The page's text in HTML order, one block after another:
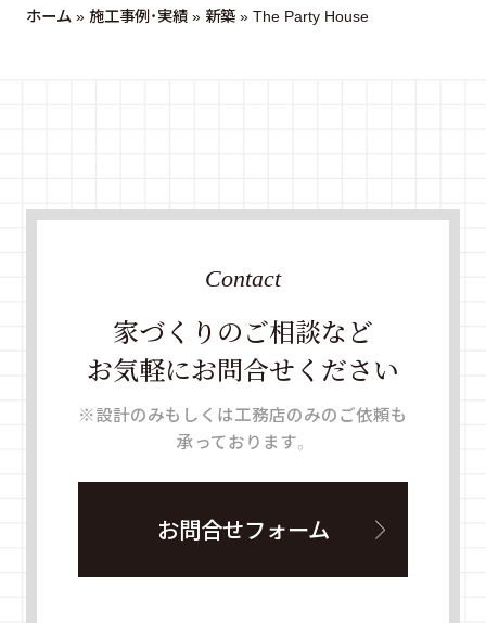
ホーム » 施工事例・実績» 新築» The Party House
家づくりのご相談など
お気軽にお問合せください
Contact
※設計のみもしくは工務店のみのご依頼も
承っております。
お問合せフォーム